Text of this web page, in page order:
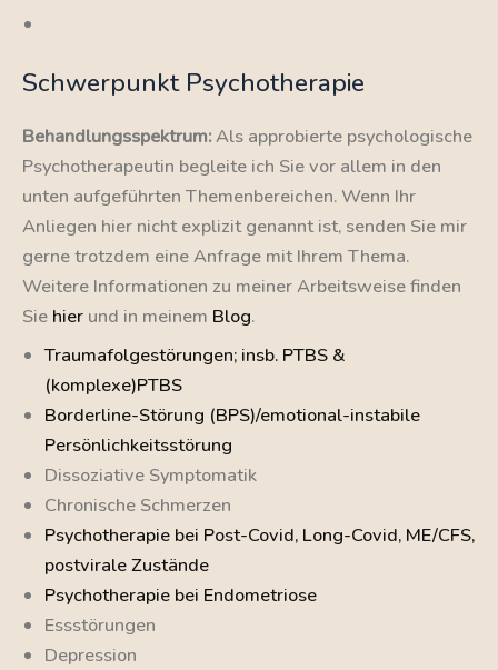
Schwerpunkt Psychotherapie
Behandlungsspektrum:Als approbierte psychologische
Psychotherapeutin begleite ich Sie vor allem in den
unten aufgeführten Themenbereichen. Wenn Ihr
Anliegen hier nicht explizit genannt ist, senden Sie mir
gerne trotzdem eine Anfrage mit Ihrem Thema.
Weitere Informationen zu meiner Arbeitsweise finden
Sie hier und in meinem Blog.
Traumafolgestörungen; insb. PTBS &
(komplexe)PTBS
Borderline-Störung (BPS)/emotional-instabile
Persönlichkeitsstörung
Dissoziative Symptomatik
Chronische Schmerzen
Psychotherapie bei Post-Covid, Long-Covid, ME/CFS,
postvirale Zustände
Psychotherapie bei Endometriose
Essstörungen
Depression